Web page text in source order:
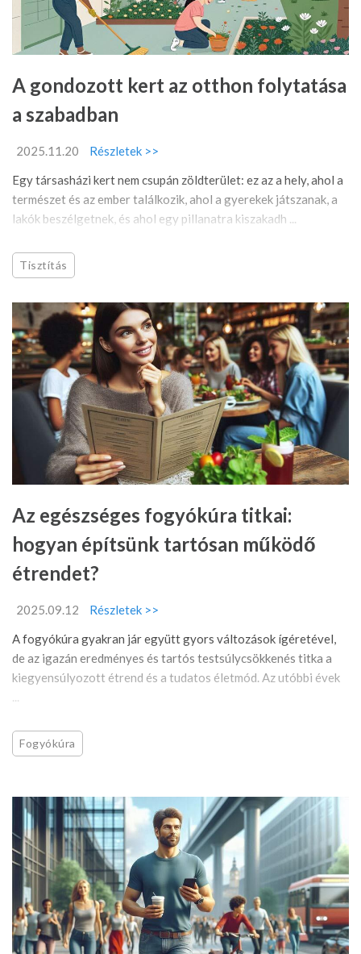
A gondozott kert az otthon folytatása
a szabadban
2025.11.20
Részletek >>
Egy társasházi kert nem csupán zöldterület: ez az a hely, ahol a
természet és az ember találkozik, ahol a gyerekek játszanak, a
lakók beszélgetnek, és ahol egy pillanatra kiszakadh ...
Tisztítás
Az egészséges fogyókúra titkai:
hogyan építsünk tartósan működő
étrendet?
2025.09.12
Részletek >>
A fogyókúra gyakran jár együtt gyors változások ígéretével,
de az igazán eredményes és tartós testsúlycsökkenés titka a
kiegyensúlyozott étrend és a tudatos életmód. Az utóbbi évek
Fogyókúra